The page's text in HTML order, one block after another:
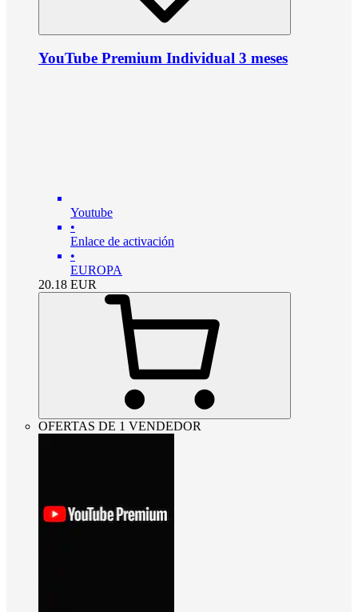
YouTube Premium Individual 3 meses
Youtube
•
Enlace de activación
•
EUROPA
20.18 EUR
OFERTAS DE 1 VENDEDOR